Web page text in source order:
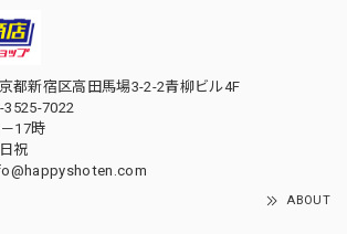
都新宿区高田馬場3-2-2青柳ビル4F
3525-7022
17時
祝
ABOUT